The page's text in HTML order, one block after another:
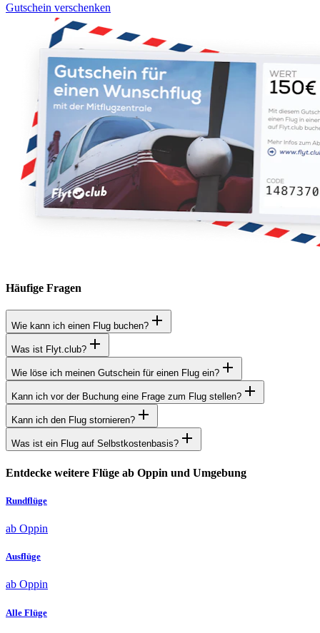
Gutschein verschenken
Häufige Fragen
Wie kann ich einen Flug buchen?
Was ist Flyt.club?
Wie löse ich meinen Gutschein für einen Flug ein?
Kann ich vor der Buchung eine Frage zum Flug stellen?
Kann ich den Flug stornieren?
Was ist ein Flug auf Selbstkostenbasis?
Entdecke weitere Flüge ab Oppin und Umgebung
Rundflüge
ab Oppin
Ausflüge
ab Oppin
Alle Flüge